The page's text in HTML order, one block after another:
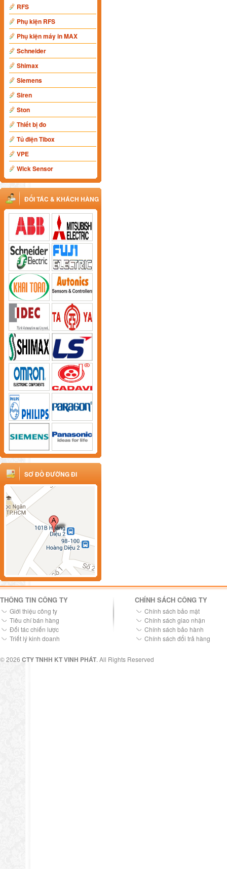
RFS
Phụ kiện RFS
Phụ kiện máy in MAX
Schneider
Shimax
Siemens
Siren
Ston
Thiết bị đo
Tủ điện Tibox
VPE
Wick Sensor
ĐỐI TÁC & KHÁCH HÀNG
SƠ ĐỒ ĐƯỜNG ĐI
THÔNG TIN CÔNG TY
Giới thiệu công ty
Tiêu chí bán hàng
Đối tác chiến lược
Triết lý kinh doanh
CHÍNH SÁCH CÔNG TY
Chính sách bảo mật
Chính sách giao nhận
Chính sách bảo hành
Chính sách đổi trả hàng
© 2026 CTY TNHH KT VINH PHÁT. All Rights Reserved